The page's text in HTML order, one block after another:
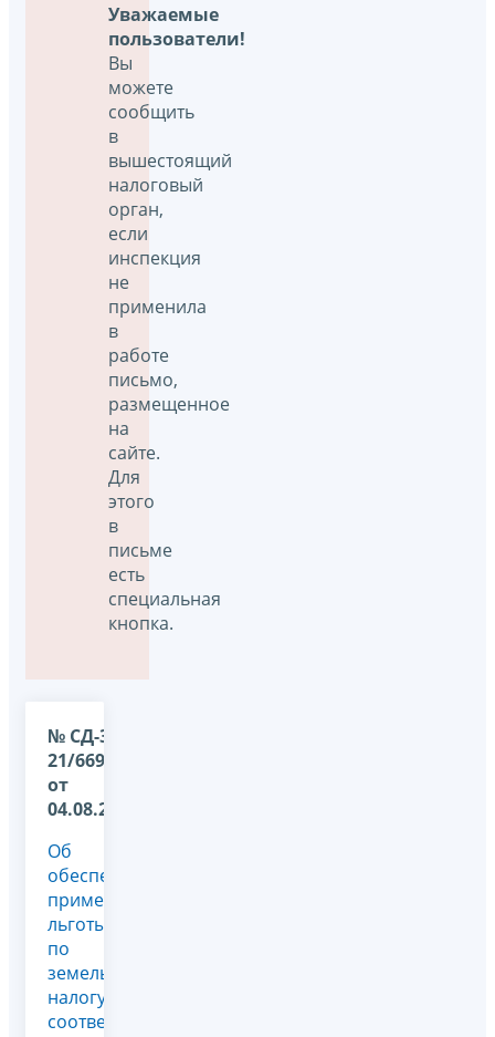
Уважаемые
пользователи!
Вы
можете
сообщить
в
вышестоящий
налоговый
орган,
если
инспекция
не
применила
в
работе
письмо,
размещенное
на
сайте.
Для
этого
в
письме
есть
специальная
кнопка.
№ СД-36-
21/6697@
от
04.08.2026
Об
обеспечении
применения
льготы
по
земельному
налогу в
соответствии